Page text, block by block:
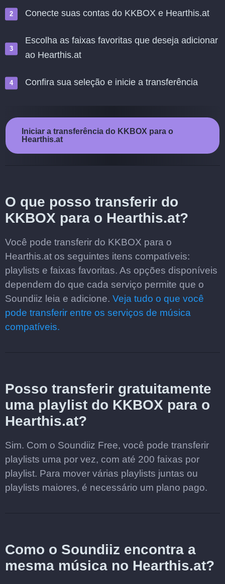
Conecte suas contas do KKBOX e Hearthis.at
Escolha as faixas favoritas que deseja adicionar
ao Hearthis.at
Confira sua seleção e inicie a transferência
Iniciar a transferência do KKBOX para o
Hearthis.at
O que posso transferir do
KKBOX para o Hearthis.at?
Você pode transferir do KKBOX para o
Hearthis.at os seguintes itens compatíveis:
playlists e faixas favoritas. As opções disponíveis
dependem do que cada serviço permite que o
Soundiiz leia e adicione. Veja tudo o que você
pode transferir entre os serviços de música
compatíveis.
Posso transferir gratuitamente
uma playlist do KKBOX para o
Hearthis.at?
Sim. Com o Soundiiz Free, você pode transferir
playlists uma por vez, com até 200 faixas por
playlist. Para mover várias playlists juntas ou
playlists maiores, é necessário um plano pago.
Como o Soundiiz encontra a
mesma música no Hearthis.at?